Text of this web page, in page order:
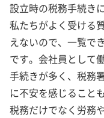
設立時の税務手続き
私たちがよく受ける
えないので、一覧で
です。会社員として
手続きが多く、税務
に不安を感じること
税務だけでなく労務